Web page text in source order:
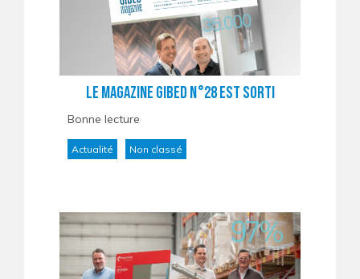
Le magazine Gibed n°28 est sorti
Bonne lecture
Actualité Non classé